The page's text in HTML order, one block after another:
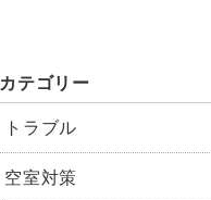
カテゴリー
トラブル
空室対策